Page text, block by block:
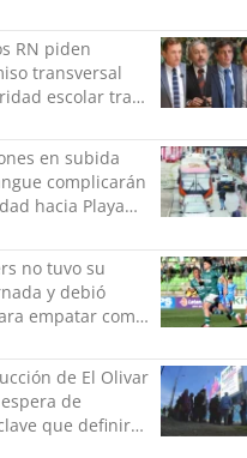
RN piden
transversal
escolar tras
en subida
complicarán
hacia Playa
no tuvo su
y debió
empatar como
de El Olivar
de
que definirá